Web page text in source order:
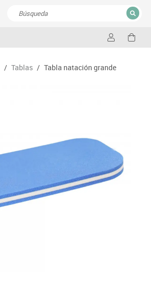
CERRAR
/ Tablas / Tabla natación grande